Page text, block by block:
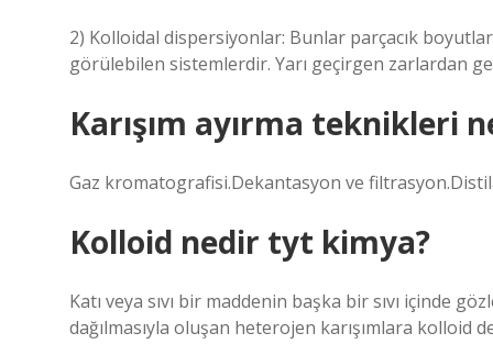
2) Kolloidal dispersiyonlar: Bunlar parçacık
görülebilen sistemlerdir. Yarı geçirgen zarlardan
Karışım ayırma teknikleri
Gaz kromatografisi.Dekantasyon ve
Kolloid nedir tyt kimya?
Katı veya sıvı bir maddenin başka bir sıvı içinde
dağılmasıyla oluşan heterojen karışımlara kolloid